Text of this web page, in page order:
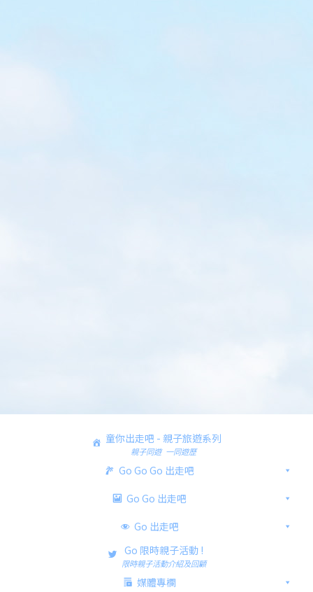
童你出走吧 - 親子旅遊系列
親子同遊 一同遊歷
Go Go Go 出走吧
Go Go 出走吧
Go 出走吧
Go 限時親子活動 !
限時親子活動介紹及回顧
媒體專欄